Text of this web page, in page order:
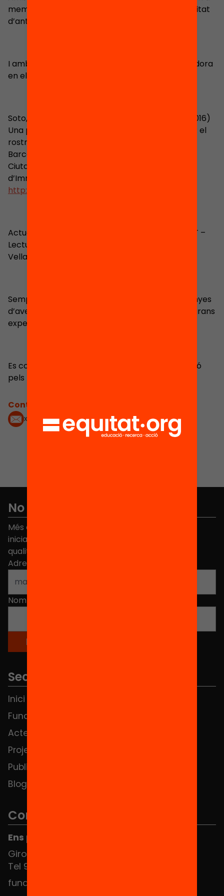
membre col·laboradora del Grup SAMIS, en qualitat
d’antropòloga i investigadora.
I amb la participació com a membre col·laboradora
en el projecte i posterior publicació:
Soto, P. (dir) Duran, X., Nicomedes, I., Ricart, C. (2016)
Una proposta didàctica per a l’exposició «Refugi: el
rostre de les xifres». Barcelona: Ajuntament de
Barcelona, Direcció de Serveis de Drets de
Ciutadania i Diversitat, Consell Municipal
d’Immigració de Barcelona. 52 pàgs.
http://www.barcelona.cat/novaciutadania
Actualment dinamitzadora del programa LECXIT –
Lectura per l’èxit educatiu al districte de Ciutat
Vella.
Sempre amb les ganes i la il·lusió com a companyes
d’aventura per seguir aprenent de les petites i grans
experiències.
Es considera resolutiva i extravertida, amb passió
pels nous reptes i aventures.
Contacta'm:
xduran@fbofill.cat
No et perdis res
Més de 40.000 persones ja han triat Equitat. Rep
iniciatives, propostes i projectes per millorar la
qualitat de l'educació a Catalunya.
Adreça electrònica
Nom
Seccions
Inici
Fundació
Actes
Projectes
Publicacions i vídeos
Blog
Contacte
Ens pots trobar al Hub Social
Girona 34, interior 08010 Barcelona
Tel 934 588 700
fundacio@equitat.org